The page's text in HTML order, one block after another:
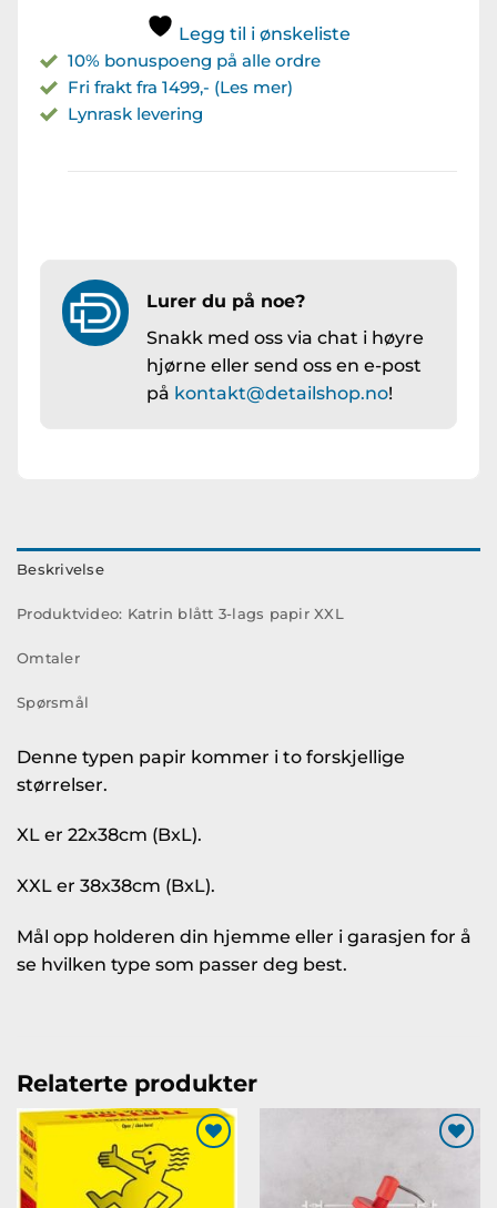
Legg til i ønskeliste
10% bonuspoeng på alle ordre
Fri frakt fra 1499,- (Les mer)
Lynrask levering
Lurer du på noe?
Snakk med oss via chat i høyre
hjørne eller send oss en e-post
på kontakt@detailshop.no!
Beskrivelse
Produktvideo: Katrin blått 3-lags papir XXL
Omtaler
Spørsmål
Denne typen papir kommer i to forskjellige
størrelser.
XL er 22x38cm (BxL).
XXL er 38x38cm (BxL).
Mål opp holderen din hjemme eller i garasjen for å
se hvilken type som passer deg best.
Relaterte produkter
Legg til
ønskeliste